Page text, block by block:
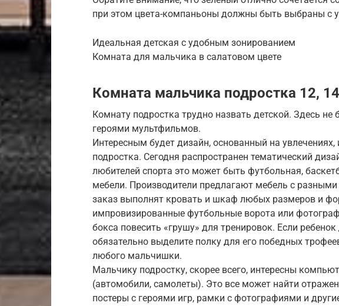
при этом цвета-компаньоны должны быть выбраны с
Идеальная детская с удобным зонированием
Комната для мальчика в салатовом цвете
Комната мальчика подростка 12,
Комнату подростка трудно назвать детской. Здесь не
героями мультфильмов.
Интересным будет дизайн, основанный на увлечениях,
подростка. Сегодня распространен тематический
любителей спорта это может быть футбольная,
мебели. Производители предлагают мебель с
заказ выполнят кровать и шкаф любых размеров и
импровизированные футбольные ворота или
бокса повесить «грушу» для тренировок. Если ребенок
обязательно выделите полку для его победных
любого мальчишки.
Мальчику подростку, скорее всего, интересны
(автомобили, самолеты). Это все может найти
постеры с героями игр, рамки с фотографиями и